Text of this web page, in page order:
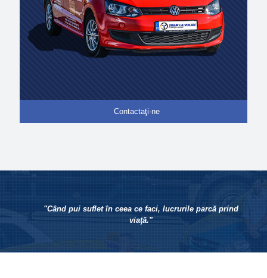
Contactaţi-ne
"Când pui suflet în ceea ce faci, lucrurile parcă prind
viaţă."